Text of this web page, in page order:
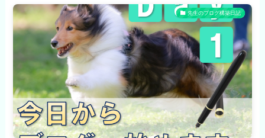
先生のブログ構築日記